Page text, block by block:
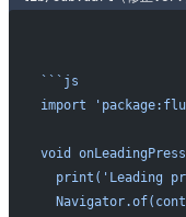
```js
import
void
print('Leading